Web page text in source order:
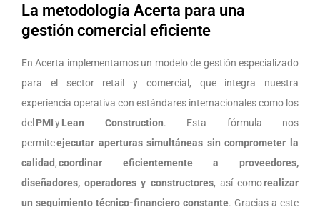
La metodología Acerta para una
gestión comercial eficiente
En Acerta implementamos un modelo de gestión especializado
para el sector retail y comercial, que integra nuestra
experiencia operativa con estándares internacionales como los
del PMIyLean Construction. Esta fórmula nos
permiteejecutar aperturas simultáneas sin comprometer la
calidad,coordinar eficientemente a proveedores,
diseñadores, operadores y constructores, así comorealizar
un seguimiento técnico-financiero constante. Gracias a este